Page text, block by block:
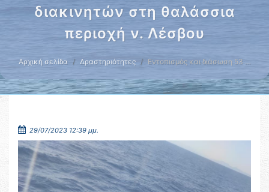
διακινητών στη θαλάσσια
περιοχή ν. Λέσβου
Αρχική σελίδα Δραστηριότητες Εντοπισμός και διάσωση 53 …
29/07/2023 12:39 μμ.